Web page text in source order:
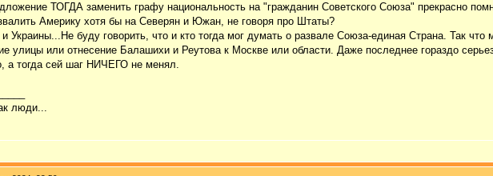
ТОГДА заменить графу национальность на "гражданин Советского Союза" прекрасно
Америку хотя бы на Северян и Южан, не говоря про Штаты?
Украины...Не буду говорить, что и кто тогда мог думать о развале Союза-единая Страна. Так
улицы или отнесение Балашихи и Реутова к Москве или области. Даже последнее гораздо
а тогда сей шаг НИЧЕГО не менял.
люди...